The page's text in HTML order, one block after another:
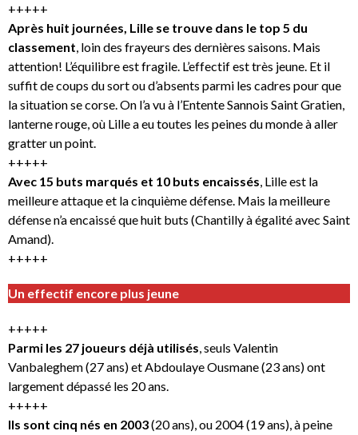
+++++
Après huit journées, Lille se trouve dans le top 5 du
classement, loin des frayeurs des dernières saisons. Mais
attention! L’équilibre est fragile. L’effectif est très jeune. Et il
suffit de coups du sort ou d’absents parmi les cadres pour que
la situation se corse. On l’a vu à l’Entente Sannois Saint Gratien,
lanterne rouge, où Lille a eu toutes les peines du monde à aller
gratter un point.
+++++
Avec 15 buts marqués et 10 buts encaissés, Lille est la
meilleure attaque et la cinquième défense. Mais la meilleure
défense n’a encaissé que huit buts (Chantilly à égalité avec Saint
Amand).
+++++
Un effectif encore plus jeune
+++++
Parmi les 27 joueurs déjà utilisés, seuls Valentin
Vanbaleghem (27 ans) et Abdoulaye Ousmane (23 ans) ont
largement dépassé les 20 ans.
+++++
Ils sont cinq nés en 2003(20 ans), ou 2004 (19 ans), à peine